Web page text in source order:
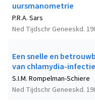
uursmanometrie
Ned Tijdschr Geneeskd.
P.R.A. Sars
Een snelle en
van chlamydia-
Ned Tijdschr Geneeskd.
S.I.M. Rompelman-Schiere